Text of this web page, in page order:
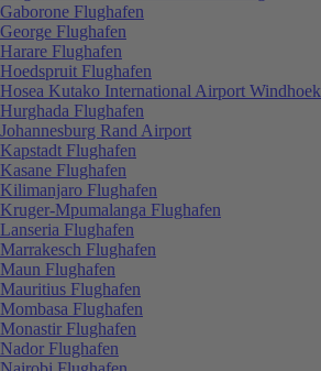
Gaborone Flughafen
George Flughafen
Harare Flughafen
Hoedspruit Flughafen
Hosea Kutako International Airport Windhoek
Hurghada Flughafen
Johannesburg Rand Airport
Kapstadt Flughafen
Kasane Flughafen
Kilimanjaro Flughafen
Kruger-Mpumalanga Flughafen
Lanseria Flughafen
Marrakesch Flughafen
Maun Flughafen
Mauritius Flughafen
Mombasa Flughafen
Monastir Flughafen
Nador Flughafen